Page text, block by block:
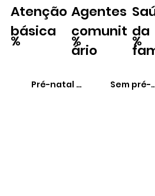
%
Agentes
comunit
ário
%
Atenção
básica
da
%
Pré-natal adequadoSem pré-